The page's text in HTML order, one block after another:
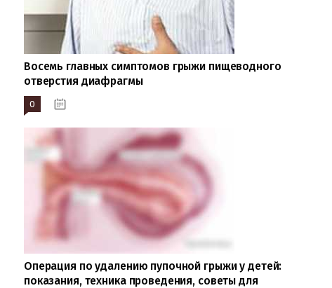
Восемь главных симптомов грыжи пищеводного
отверстия диафрагмы
0
Операция по удалению пупочной грыжи у детей:
показания, техника проведения, советы для